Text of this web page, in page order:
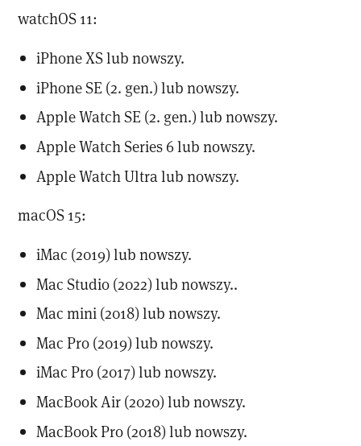
watchOS 11:
iPhone XS lub nowszy.
iPhone SE (2. gen.) lub nowszy.
Apple Watch SE (2. gen.) lub nowszy.
Apple Watch Series 6 lub nowszy.
Apple Watch Ultra lub nowszy.
macOS 15:
iMac (2019) lub nowszy.
Mac Studio (2022) lub nowszy..
Mac mini (2018) lub nowszy.
Mac Pro (2019) lub nowszy.
iMac Pro (2017) lub nowszy.
MacBook Air (2020) lub nowszy.
MacBook Pro (2018) lub nowszy.